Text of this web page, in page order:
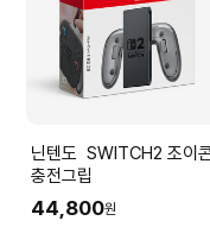
닌텐도 SWITCH2 조이콘2
충전그립
44,800원